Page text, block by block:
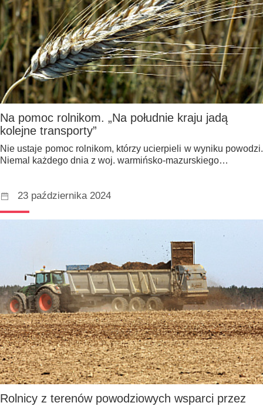
Na pomoc rolnikom. „Na południe kraju jadą
kolejne transporty”
Nie ustaje pomoc rolnikom, którzy ucierpieli w wyniku powodzi.
Niemal każdego dnia z woj. warmińsko-mazurskiego…
23 października 2024
Rolnicy z terenów powodziowych wsparci przez